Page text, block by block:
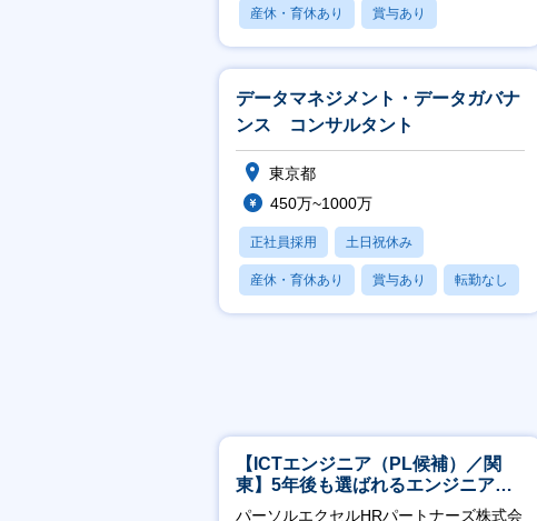
産休・育休あり 賞与あり
フレックス
データマネジメント・データガバナ
ンス コンサルタント
東京都
450万~1000万
正社員採用 土日祝休み
産休・育休あり 賞与あり 転勤なし
【ICTエンジニア（PL候補）／関
東】5年後も選ばれるエンジニアへ
／チーム運営・体制構築
パーソルエクセルHRパートナーズ株式会